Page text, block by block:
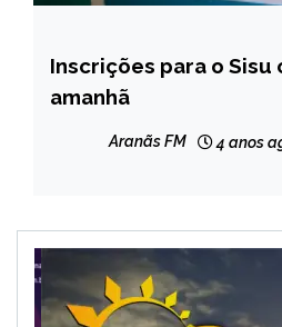
BRASIL
NOTÍCIAS
Inscrições para o Sisu
amanhã
Aranãs FM 4 anos